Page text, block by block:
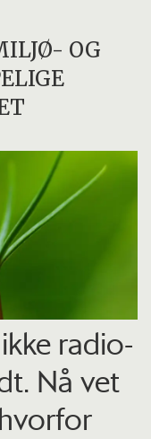
OG
radio­
Nå vet